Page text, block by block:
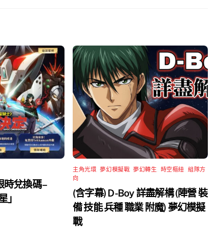
時兌換碼 –
」
主角光環 ,夢幻模擬戰 ,夢幻轉生 時空樞紐 ,組隊方
向
(含字幕) D-Boy 詳盡解構 (陣營 裝
備 技能 兵種 職業 附魔) 夢幻模擬
戰